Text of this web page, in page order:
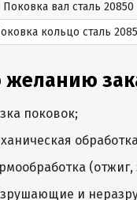
Поковка вал сталь 20850
кольцо сталь
желанию
поковок;
и